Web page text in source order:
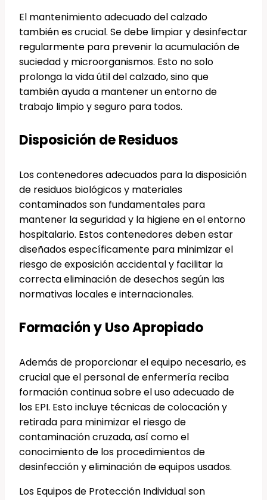
El mantenimiento adecuado del calzado
también es crucial. Se debe limpiar y desinfectar
regularmente para prevenir la acumulación de
suciedad y microorganismos. Esto no solo
prolonga la vida útil del calzado, sino que
también ayuda a mantener un entorno de
trabajo limpio y seguro para todos.
Disposición de Residuos
Los contenedores adecuados para la disposición
de residuos biológicos y materiales
contaminados son fundamentales para
mantener la seguridad y la higiene en el entorno
hospitalario. Estos contenedores deben estar
diseñados específicamente para minimizar el
riesgo de exposición accidental y facilitar la
correcta eliminación de desechos según las
normativas locales e internacionales.
Formación y Uso Apropiado
Además de proporcionar el equipo necesario, es
crucial que el personal de enfermería reciba
formación continua sobre el uso adecuado de
los EPI. Esto incluye técnicas de colocación y
retirada para minimizar el riesgo de
contaminación cruzada, así como el
conocimiento de los procedimientos de
desinfección y eliminación de equipos usados.
Los Equipos de Protección Individual son